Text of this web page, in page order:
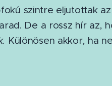
szintre eljutottak
De a rossz hír az,
Különösen akkor, ha